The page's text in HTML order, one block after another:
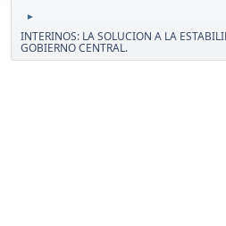
►
INTERINOS: LA SOLUCION A LA
GOBIERNO CENTRAL.